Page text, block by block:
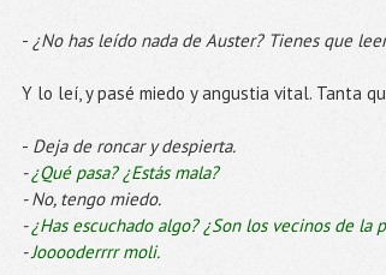
- ¿No has leído nada de Auster? Tienes que
Y lo leí, y pasé miedo y angustia vital. Tanta
- Deja de roncar y despierta.
-¿Qué pasa? ¿Estás mala?
- No, tengo miedo.
-¿Has escuchado algo? ¿Son los vecinos de la
-Jooooderrrr moli.